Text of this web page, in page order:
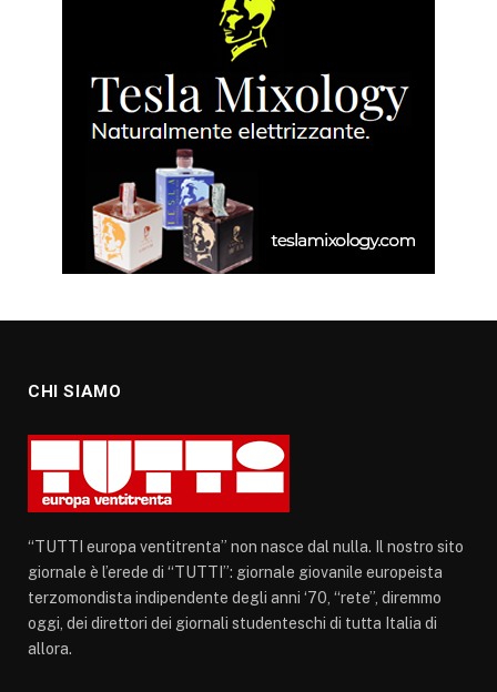
CHI SIAMO
“TUTTI europa ventitrenta” non nasce dal nulla. Il nostro sito
giornale è l’erede di “TUTTI”: giornale giovanile europeista
terzomondista indipendente degli anni ‘70, “rete”, diremmo
oggi, dei direttori dei giornali studenteschi di tutta Italia di
allora.